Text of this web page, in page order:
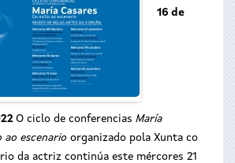
16 de
O ciclo de conferencias María
ao escenario organizado pola Xunta co
da actriz continúa este mércores 21